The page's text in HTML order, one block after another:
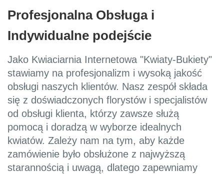
Profesjonalna Obsługa i
Indywidualne podejście
Jako Kwiaciarnia Internetowa "Kwiaty-Bukiety"
stawiamy na profesjonalizm i wysoką jakość
obsługi naszych klientów. Nasz zespół składa
się z doświadczonych florystów i specjalistów
od obsługi klienta, którzy zawsze służą
pomocą i doradzą w wyborze idealnych
kwiatów. Zależy nam na tym, aby każde
zamówienie było obsłużone z najwyższą
starannością i uwagą, dlatego zapewniamy